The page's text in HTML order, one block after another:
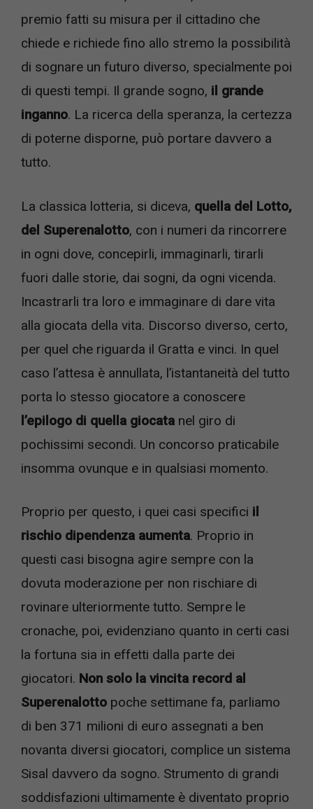
premio fatti su misura per il cittadino che
chiede e richiede fino allo stremo la possibilità
di sognare un futuro diverso, specialmente poi
di questi tempi. Il grande sogno, il grande
inganno. La ricerca della speranza, la certezza
di poterne disporne, può portare davvero a
tutto.
La classica lotteria, si diceva, quella del Lotto,
del Superenalotto, con i numeri da rincorrere
in ogni dove, concepirli, immaginarli, tirarli
fuori dalle storie, dai sogni, da ogni vicenda.
Incastrarli tra loro e immaginare di dare vita
alla giocata della vita. Discorso diverso, certo,
per quel che riguarda il Gratta e vinci. In quel
caso l’attesa è annullata, l’istantaneità del tutto
porta lo stesso giocatore a conoscere
l’epilogo di quella giocata nel giro di
pochissimi secondi. Un concorso praticabile
insomma ovunque e in qualsiasi momento.
Proprio per questo, i quei casi specifici il
rischio dipendenza aumenta. Proprio in
questi casi bisogna agire sempre con la
dovuta moderazione per non rischiare di
rovinare ulteriormente tutto. Sempre le
cronache, poi, evidenziano quanto in certi casi
la fortuna sia in effetti dalla parte dei
giocatori. Non solo la vincita record al
Superenalotto poche settimane fa, parliamo
di ben 371 milioni di euro assegnati a ben
novanta diversi giocatori, complice un sistema
Sisal davvero da sogno. Strumento di grandi
soddisfazioni ultimamente è diventato proprio